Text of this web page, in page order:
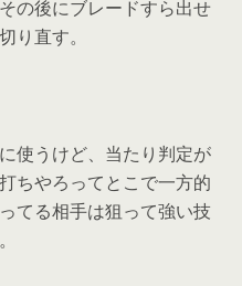
の後にブレードすら出せ
り直す。
使うけど、当たり判定が
ちやろってとこで一方的
てる相手は狙って強い技